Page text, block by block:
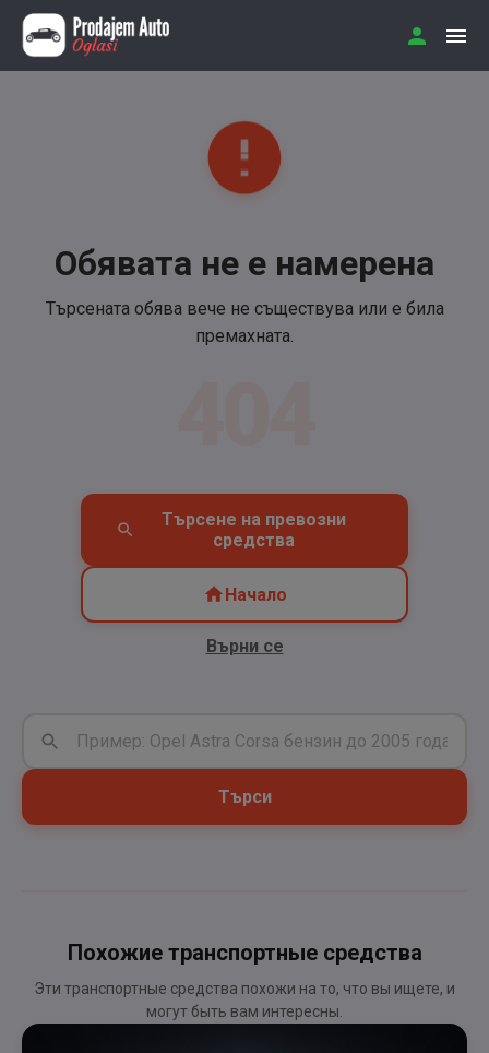
Обявата не е намерена
Търсената обява вече не съществува или е била
премахната.
Търсене на превозни
средства
Начало
Върни се
Търси
Похожие транспортные средства
Эти транспортные средства похожи на то, что вы ищете, и
могут быть вам интересны.